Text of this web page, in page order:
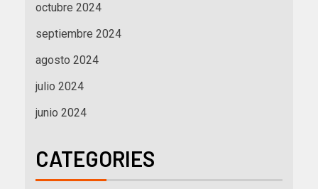
octubre 2024
septiembre 2024
agosto 2024
julio 2024
junio 2024
CATEGORIES